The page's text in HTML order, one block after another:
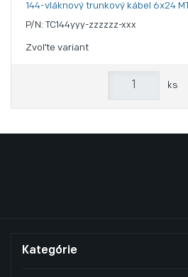
144-vláknový trunkový kábel 6x24
P/N: TC144yyy-zzzzzz-xxx
Zvoľte variant
ks
Kategórie